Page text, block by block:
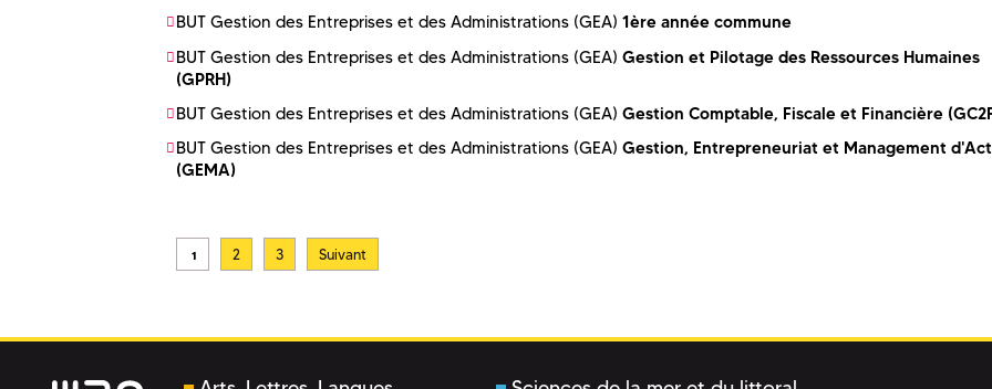
BUT Gestion des Entreprises et des Administrations (GEA) 1ère année commune
BUT Gestion des Entreprises et des Administrations (GEA) Gestion et Pilotage des Ressources Humaines
(GPRH)
BUT Gestion des Entreprises et des Administrations (GEA) Gestion Comptable, Fiscale et Financière
BUT Gestion des Entreprises et des Administrations (GEA) Gestion, Entrepreneuriat et Management
(GEMA)
1